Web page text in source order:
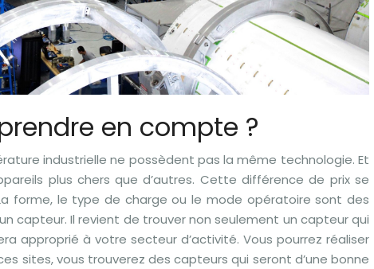
en compte ?
industrielle ne possèdent pas la même technologie. Et
plus chers que d’autres. Cette différence de prix se
forme, le type de charge ou le mode opératoire sont des
capteur. Il revient de trouver non seulement un capteur qui
approprié à votre secteur d’activité. Vous pourrez réaliser
sites, vous trouverez des capteurs qui seront d’une bonne